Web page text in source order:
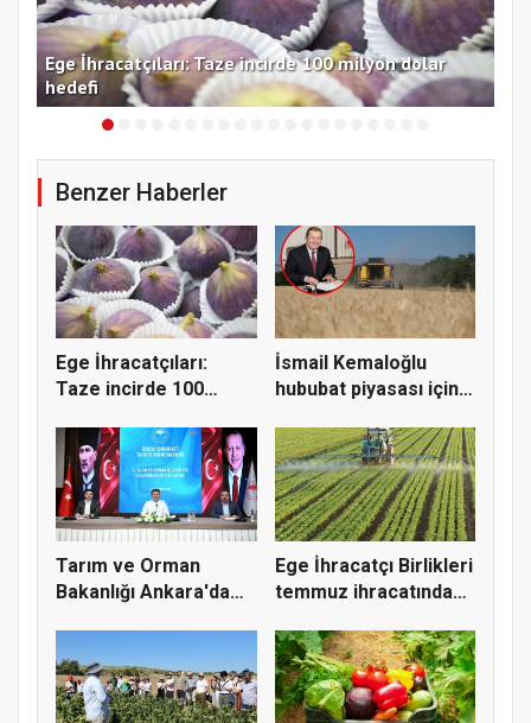
Ege İhracatçıları: Taze incirde 100 milyon dolar
hedefi
Benzer Haberler
Ege İhracatçıları:
Taze incirde 100
İsmail Kemaloğlu
hububat piyasası için 4
Tarım ve Orman
Bakanlığı Ankara'da
Ege İhracatçı Birlikleri
temmuz ihracatında